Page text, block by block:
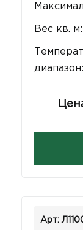
Вес кв. м:
диапазон:
Арт: